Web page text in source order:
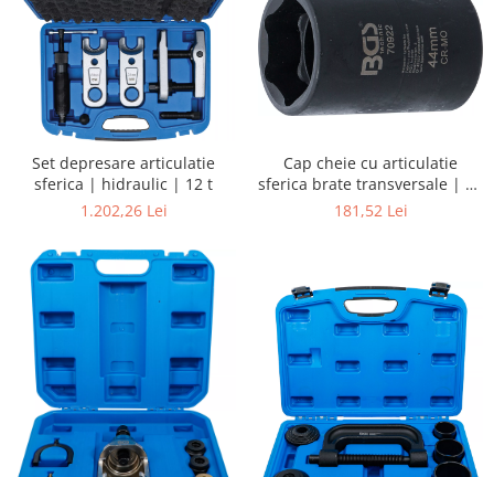
Set depresare articulatie
sferica | hidraulic | 12 t
1.202,26 Lei
Cap cheie cu articulatie
sferica brate transversale | 44
mm | pentru Toyota, Citroen
181,52 Lei